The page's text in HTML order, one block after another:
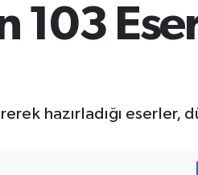
103
hazırladığı eserler,